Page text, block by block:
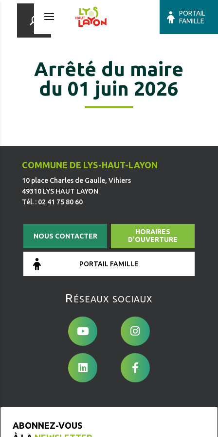
PORTAIL
FAMILLE
Arrêté du maire
du 01 juin 2026
COMMUNE DE LYS-HAUT-LAYON
10 place Charles de Gaulle, Vihiers
49310 LYS HAUT LAYON
Tél. : 02 41 75 80 60
NOUS CONTACTER
HORAIRES
D'OUVERTURE
PORTAIL FAMILLE
Réseaux sociaux
ABONNEZ-VOUS